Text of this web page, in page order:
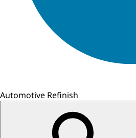
Automotive Refinish